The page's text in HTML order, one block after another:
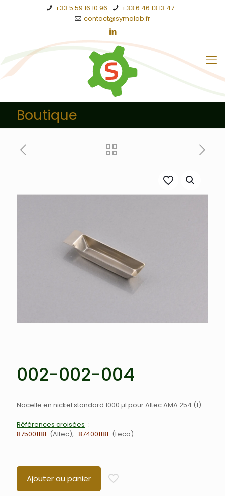
+33 5 59 16 10 96
+33 6 46 13 13 47
contact@symalab.fr
Boutique
002-002-004
Nacelle en nickel standard 1000 µl pour Altec AMA 254 (1)
Références croisées
875001181
Altec 874001181 Leco
Ajouter au panier